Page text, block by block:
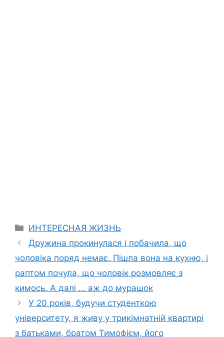
Categories
ИНТЕРЕСНАЯ ЖИЗНЬ
Дружина прокинулася і побачила, що
чоловіка поряд немає. Пішла вона на кухню, і
раптом почула, що чоловік розмовляє з
кимось. А далі … аж до мурашок
У 20 років, будучи студенткою
університету, я живу у трикімнатній квартирі
з батьками, братом Тимофієм, його